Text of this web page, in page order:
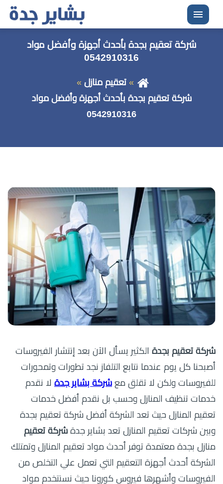
القائمة
شركة تعقيم بجدة بأحدث أجهزة وأفضل مواد
0542910316
تعقيم منازل
شركة تعقيم بجدة بأحدث أجهزة وأفضل مواد
0542910316
شركة تعقيم بجدة الكثير يسأل الآن بعد إنتشار الفيروسات
أصبحنا كل يوم عندما نتابع التلفاز نجد تطورات وتمحورات
للفيروسات ولكن لا تقلق مع شركة بشاير جدة لا نقدم
خدمات تنظيف المنازل وحسب بل نقدم أفضل خدمات
تعقيم المنازل حيث تعد الشركة أفضل شركة تعقيم بجدة
وبين شركات تعقيم المنازل تعد بشاير جدة شركة تعقيم
منازل بجدة معتمدة توفر أحدث مواد تعقيم المنازل وتمتلك
الشركة أحدث أجهزة التعقيم التي تعمل علي التخلص من
الفيروسات وأشهرها فيروس كورونا حيث نسنتخدم مواد